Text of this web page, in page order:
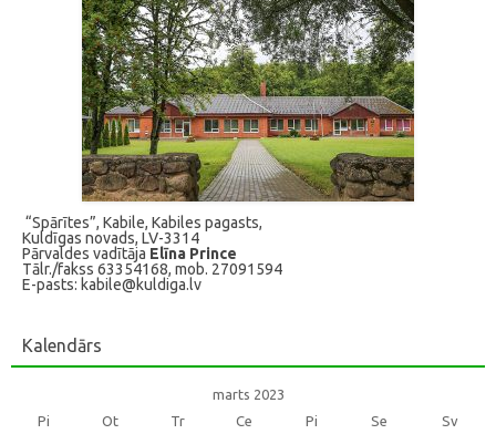
“Spārītes”, Kabile, Kabiles pagasts,
Kuldīgas novads, LV-3314
Pārvaldes vadītāja Elīna Prince
Tālr./fakss 63354168, mob. 27091594
E-pasts: kabile@kuldiga.lv
Kalendārs
marts 2023
Pi
Ot Tr Ce Pi Se
Sv